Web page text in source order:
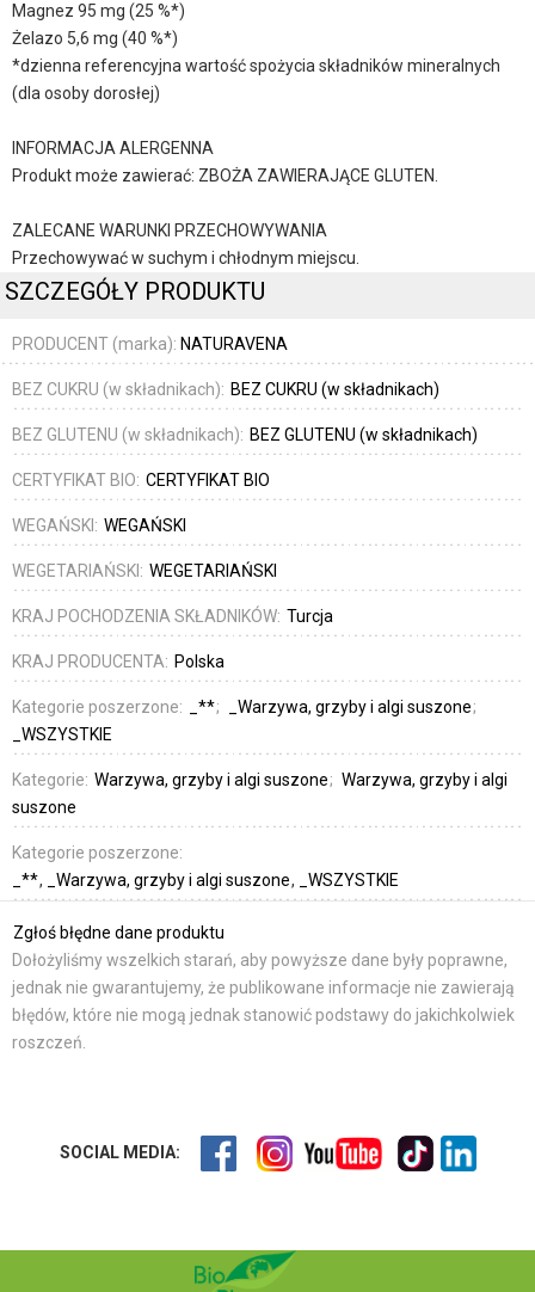
Magnez 95 mg (25 %*)
Żelazo 5,6 mg (40 %*)
*dzienna referencyjna wartość spożycia składników mineralnych
(dla osoby dorosłej)
INFORMACJA ALERGENNA
Produkt może zawierać: ZBOŻA ZAWIERAJĄCE GLUTEN.
ZALECANE WARUNKI PRZECHOWYWANIA
Przechowywać w suchym i chłodnym miejscu.
SZCZEGÓŁY PRODUKTU
PRODUCENT (marka): NATURAVENA
BEZ CUKRU (w składnikach): BEZ CUKRU (w składnikach)
BEZ GLUTENU (w składnikach): BEZ GLUTENU (w składnikach)
CERTYFIKAT BIO: CERTYFIKAT BIO
WEGAŃSKI: WEGAŃSKI
WEGETARIAŃSKI: WEGETARIAŃSKI
KRAJ POCHODZENIA SKŁADNIKÓW: Turcja
KRAJ PRODUCENTA: Polska
Kategorie poszerzone: _**
_Warzywa, grzyby i algi suszone
_WSZYSTKIE
Kategorie: Warzywa, grzyby i algi suszone
Warzywa, grzyby i algi
suszone
Kategorie poszerzone:
_**
_Warzywa, grzyby i algi suszone _WSZYSTKIE
Zgłoś błędne dane produktu
Dołożyliśmy wszelkich starań, aby powyższe dane były poprawne,
jednak nie gwarantujemy, że publikowane informacje nie zawierają
błędów, które nie mogą jednak stanowić podstawy do jakichkolwiek
roszczeń.
SOCIAL MEDIA: